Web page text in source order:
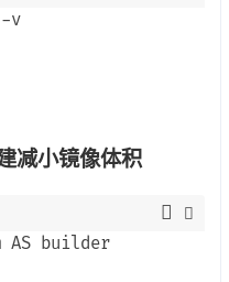
-v
减小镜像体积
AS builder